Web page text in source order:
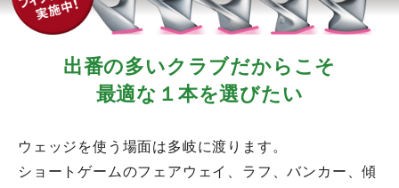
出番の多いクラブだからこそ
最適な１本を選びたい
ウェッジを使う場面は多岐に渡ります。
ショートゲームのフェアウェイ、ラフ、バンカー、傾